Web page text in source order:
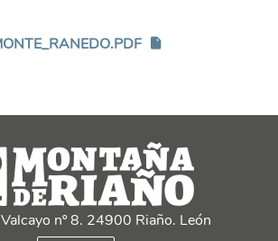
nº 8. 24900 Riaño. León